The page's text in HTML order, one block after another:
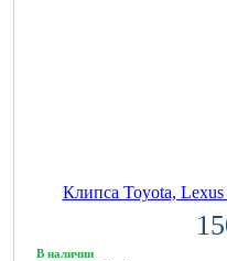
Клипса Toyota,
В наличии